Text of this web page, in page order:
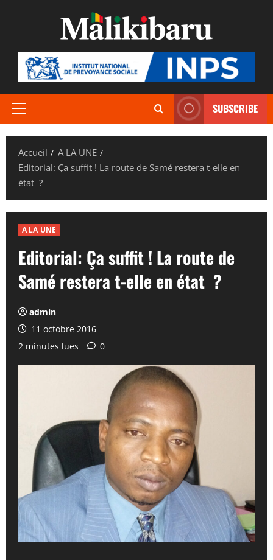
Menu
SUBSCRIBE
Accueil
A LA UNE
Editorial: Ça suffit ! La route de Samé restera t-elle en
état ?
A LA UNE
Editorial: Ça suffit ! La route de
Samé restera t-elle en état ?
admin
11 octobre 2016
2 minutes lues
0